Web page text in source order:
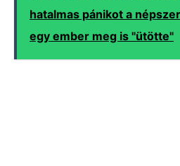
hatalmas pánikot a
egy ember meg is "ütötte"